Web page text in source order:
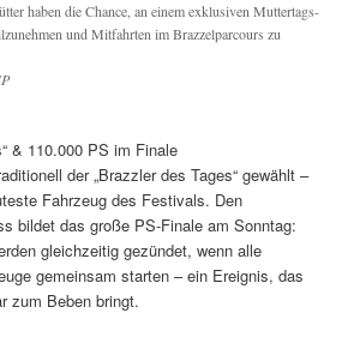
haben die Chance, an einem exklusiven Muttertags-
und Mitfahrten im Brazzelparcours zu
& 110.000 PS im Finale
der „Brazzler des Tages“ gewählt –
Fahrzeug des Festivals. Den
bildet das große PS-Finale am Sonntag:
gleichzeitig gezündet, wenn alle
gemeinsam starten – ein Ereignis, das
zum Beben bringt.